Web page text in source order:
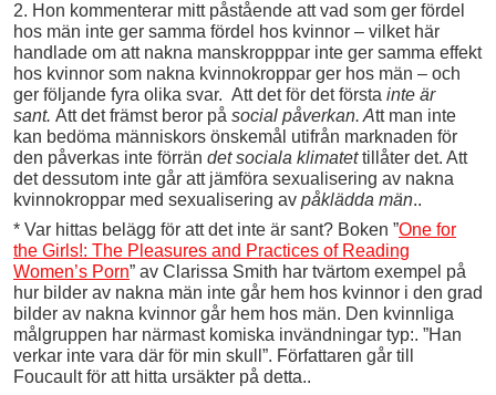
2. Hon kommenterar mitt påstående att vad som ger fördel
hos män inte ger samma fördel hos kvinnor – vilket här
handlade om att nakna manskropppar inte ger samma effekt
hos kvinnor som nakna kvinnokroppar ger hos män – och
ger följande fyra olika svar. Att det för det första inte är
sant. Att det främst beror på social påverkan. Att man inte
kan bedöma människors önskemål utifrån marknaden för
den påverkas inte förrän det sociala klimatettillåter det. Att
det dessutom inte går att jämföra sexualisering av nakna
kvinnokroppar med sexualisering av påklädda män..
* Var hittas belägg för att det inte är sant? Boken ”One for
the Girls!: The Pleasures and Practices of Reading
Women’s Porn” av Clarissa Smith har tvärtom exempel på
hur bilder av nakna män inte går hem hos kvinnor i den grad
bilder av nakna kvinnor går hem hos män. Den kvinnliga
målgruppen har närmast komiska invändningar typ:. ”Han
verkar inte vara där för min skull”. Författaren går till
Foucault för att hitta ursäkter på detta..